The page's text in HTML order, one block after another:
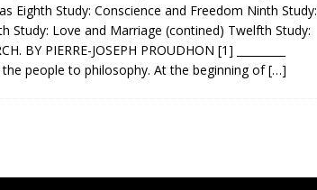
Eighth Study: Conscience and Freedom Ninth Study:
Study: Love and Marriage (contined) Twelfth Study:
PIERRE-JOSEPH PROUDHON [1] _________
people to philosophy. At the beginning of[…]